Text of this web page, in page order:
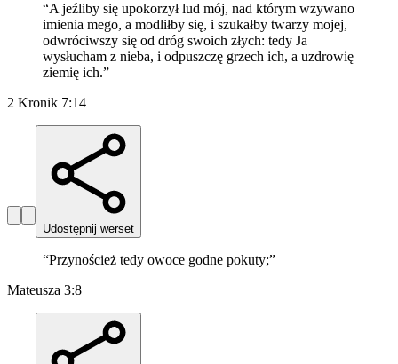
“A jeźliby się upokorzył lud mój, nad którym wzywano
imienia mego, a modliłby się, i szukałby twarzy mojej,
odwróciwszy się od dróg swoich złych: tedy Ja
wysłucham z nieba, i odpuszczę grzech ich, a uzdrowię
ziemię ich.”
2 Kronik 7:14
Udostępnij werset
“Przynoścież tedy owoce godne pokuty;”
Mateusza 3:8